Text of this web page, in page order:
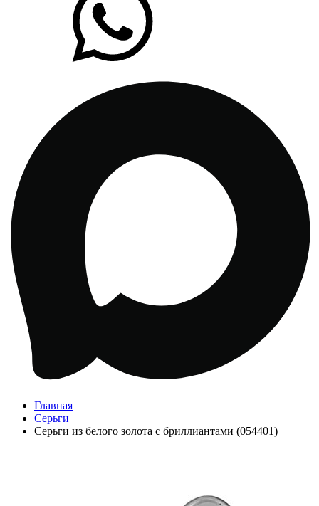
Главная
Серьги
Серьги из белого золота с бриллиантами (054401)